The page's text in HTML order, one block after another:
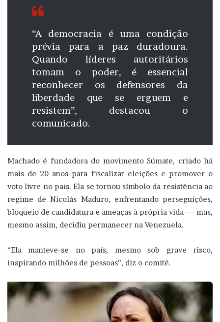
“A democracia é uma condição
prévia para a paz duradoura.
Quando líderes autoritários
tomam o poder, é essencial
reconhecer os defensores da
liberdade que se erguem e
resistem”, destacou o
comunicado.
Machado é fundadora do movimento Súmate, criado há
mais de 20 anos para fiscalizar eleições e promover o
voto livre no país. Ela se tornou símbolo da resistência ao
regime de Nicolás Maduro, enfrentando perseguições,
bloqueio de candidatura e ameaças à própria vida — mas,
mesmo assim, decidiu permanecer na Venezuela.
“Ela manteve-se no país, mesmo sob grave risco,
inspirando milhões de pessoas”, diz o comitê.